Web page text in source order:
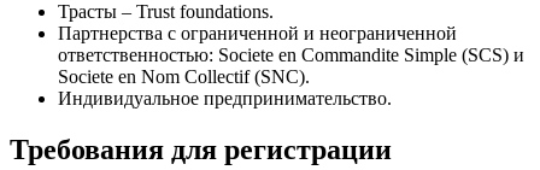
Трасты – Trust foundations.
Партнерства с ограниченной и неограниченной
ответственностью: Societe en Commandite Simple (SCS) и
Societe en Nom Collectif (SNC).
Индивидуальное предпринимательство.
Требования для регистрации